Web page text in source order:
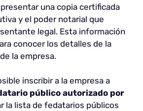
una copia certificada
y el poder notarial que
legal. Esta información
conocer los detalles de la
la empresa.
inscribir a la empresa a
público autorizado por
la lista de fedatarios públicos